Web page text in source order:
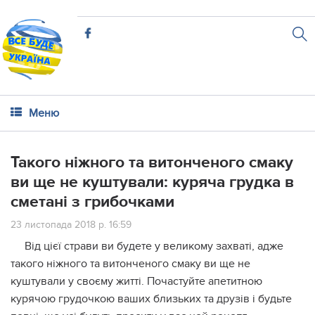
Меню
Такого ніжного та витонченого смаку
ви ще не куштували: куряча грудка в
сметані з грибочками
23 листопада 2018 р. 16:59
Від цієї страви ви будете у великому захваті, адже
такого ніжного та витонченого смаку ви ще не
куштували у своєму житті. Почастуйте апетитною
курячою грудочкою ваших близьких та друзів і будьте